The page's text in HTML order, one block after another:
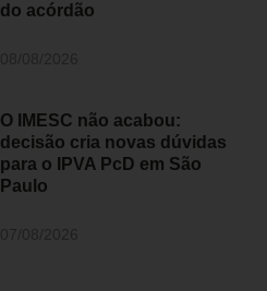
do acórdão
O IMESC não acabou:
decisão cria novas dúvidas
para o IPVA PcD em São
Paulo